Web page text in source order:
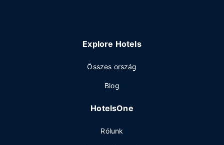
Explore Hotels
Összes ország
Blog
HotelsOne
Rólunk